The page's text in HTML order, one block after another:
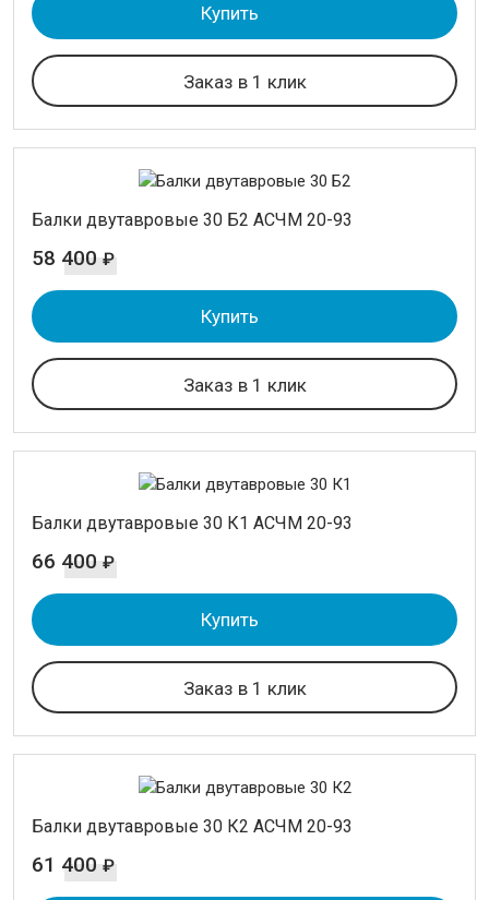
Купить
Заказ в 1 клик
Балки двутавровые 30 Б2 АСЧМ 20-93
58 400 ₽
Купить
Заказ в 1 клик
Балки двутавровые 30 К1 АСЧМ 20-93
66 400 ₽
Купить
Заказ в 1 клик
Балки двутавровые 30 К2 АСЧМ 20-93
61 400 ₽